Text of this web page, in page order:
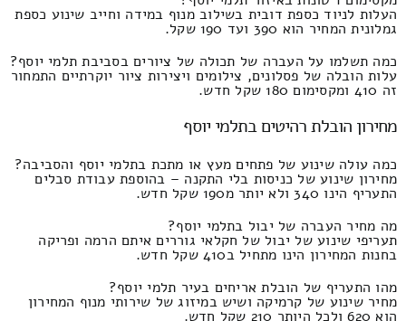
העלות לניוד כספת דובית בשילוב מנוף במידה וחייב שינוע כספת
גמלונית המחיר הוא 390 ועד 190 שקל.
כמה תשלמו על העברה של תכולה של ציורים בסביבת תלמי יוסף?
עלות הובלה של פסלונים, צילומים ויצירות ציור יוקרתיים התמחור
זה 410 ומקסימום 180 שקל חדש.
מחירון הובלת רהיטים בתלמי יוסף
כמה עולה שינוע של פתחים מעץ או מתכת בתלמי יוסף והסביבה?
מחירון שינוע של כניסות בלי התקנה – בהוספת עבודת סבלים
התעריף הינו 340 ולא יותר מ190 שקל חדש.
מה מחיר העברה של יבול בתלמי יוסף?
תעריפי שינוע של יבול של חקלאי גוררים איתם הרמה ופריקה
בחנות המחירון הינו מתחיל ב410 שקל חדש.
מהו התעריף של הובלת אריחים בעיר תלמי יוסף?
מחיר שינוע של קרמיקה ושיש במיזוג של שירותי מנוף המחירון
הוא 620 ולכל היותר 210 שקל חדש.